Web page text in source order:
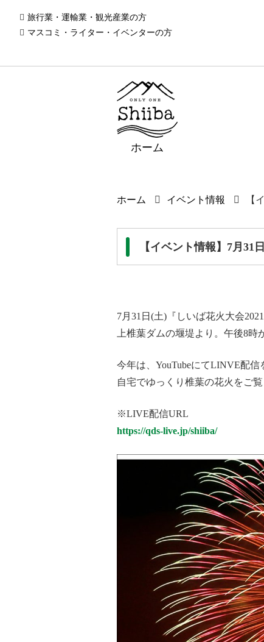
旅行業・運輸業・観光産業の方
マスコミ・ライター・イベンターの方
ホーム
ホーム イベント情報 【
【イベント情報】7月31
7月31日(土)『しいば花火大会2021
上椎葉ダムの堰堤より。午後8時
今年は、YouTubeにてLINVE配信
自宅でゆっくり椎葉の花火をご
※LIVE配信URL
https://qds-live.jp/shiiba/